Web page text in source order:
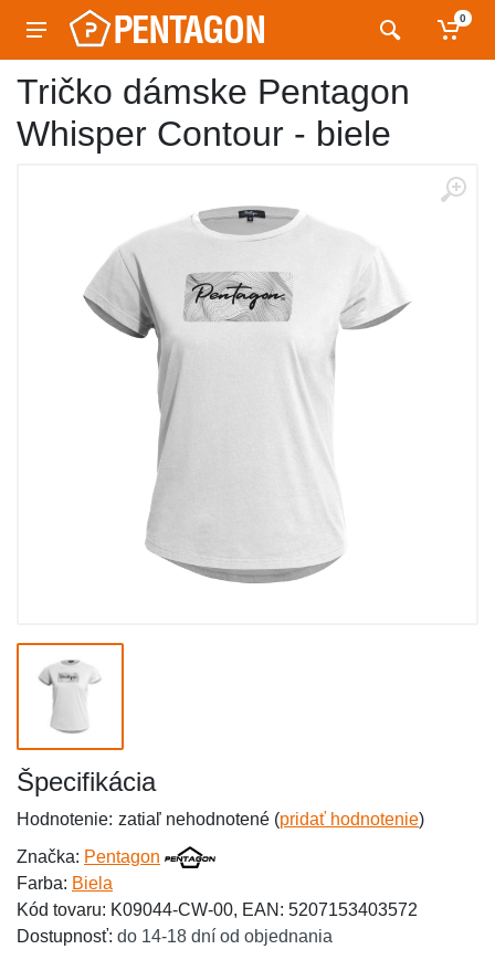
0
Tričko dámske Pentagon
Whisper Contour - biele
Špecifikácia
Hodnotenie: zatiaľ nehodnotené (pridať hodnotenie)
Značka: Pentagon
Farba: Biela
Kód tovaru: K09044-CW-00, EAN: 5207153403572
Dostupnosť: do 14-18 dní od objednania